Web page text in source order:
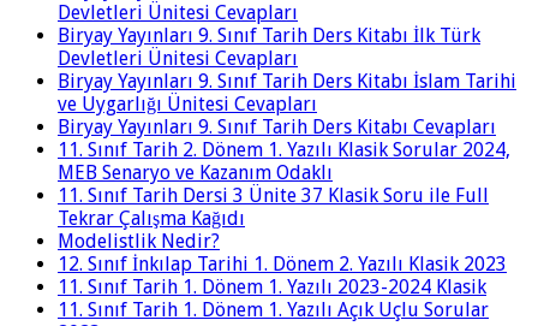
Devletleri Ünitesi Cevapları
Biryay Yayınları 9. Sınıf Tarih Ders Kitabı İlk Türk
Devletleri Ünitesi Cevapları
Biryay Yayınları 9. Sınıf Tarih Ders Kitabı İslam Tarihi
ve Uygarlığı Ünitesi Cevapları
Biryay Yayınları 9. Sınıf Tarih Ders Kitabı Cevapları
11. Sınıf Tarih 2. Dönem 1. Yazılı Klasik Sorular 2024,
MEB Senaryo ve Kazanım Odaklı
11. Sınıf Tarih Dersi 3 Ünite 37 Klasik Soru ile Full
Tekrar Çalışma Kağıdı
Modelistlik Nedir?
12. Sınıf İnkılap Tarihi 1. Dönem 2. Yazılı Klasik 2023
11. Sınıf Tarih 1. Dönem 1. Yazılı 2023-2024 Klasik
11. Sınıf Tarih 1. Dönem 1. Yazılı Açık Uçlu Sorular